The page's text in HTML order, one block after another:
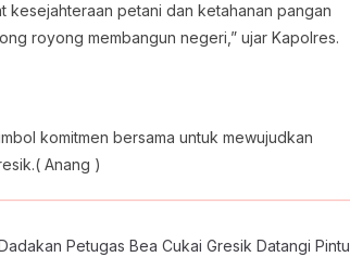
kesejahteraan petani dan ketahanan pangan
royong membangun negeri,” ujar Kapolres.
komitmen bersama untuk mewujudkan
Anang )
Petugas Bea Cukai Gresik Datangi Pintu